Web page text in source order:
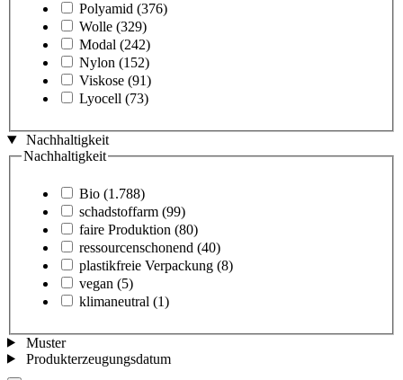
Polyamid (376)
Wolle (329)
Modal (242)
Nylon (152)
Viskose (91)
Lyocell (73)
Nachhaltigkeit
Nachhaltigkeit
Bio (1.788)
schadstoffarm (99)
faire Produktion (80)
ressourcenschonend (40)
plastikfreie Verpackung (8)
vegan (5)
klimaneutral (1)
Muster
Produkterzeugungsdatum